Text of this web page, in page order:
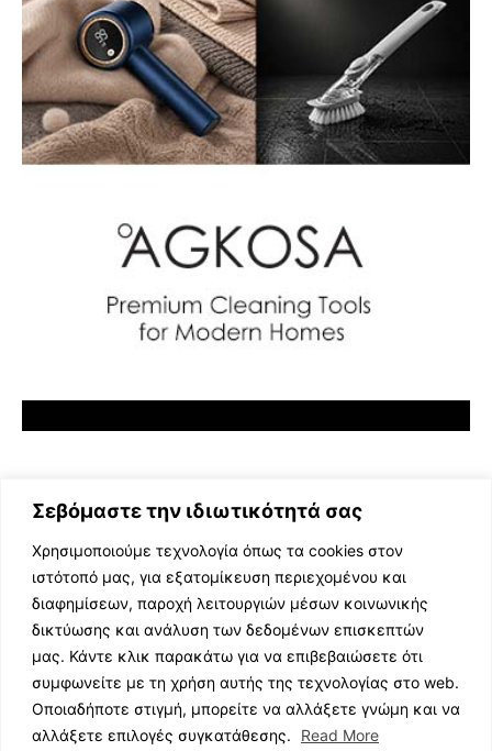
Σεβόμαστε την ιδιωτικότητά σας
Χρησιμοποιούμε τεχνολογία όπως τα cookies στον
ιστότοπό μας, για εξατομίκευση περιεχομένου και
διαφημίσεων, παροχή λειτουργιών μέσων κοινωνικής
δικτύωσης και ανάλυση των δεδομένων επισκεπτών
μας. Κάντε κλικ παρακάτω για να επιβεβαιώσετε ότι
συμφωνείτε με τη χρήση αυτής της τεχνολογίας στο web.
Οποιαδήποτε στιγμή, μπορείτε να αλλάξετε γνώμη και να
αλλάξετε επιλογές συγκατάθεσης.
Read More
ΕΛΛΗΝΙΚΗ ΜΟΥΣΙΚΗ
TV SHOWS
EVENTS
ΘΕΑΤΡΟ